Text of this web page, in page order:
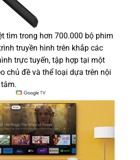
tìm trong hơn 700.000 bộ phim
truyền hình trên khắp các
trực tuyến, tập hợp tại một
chủ đề và thể loại dựa trên nội